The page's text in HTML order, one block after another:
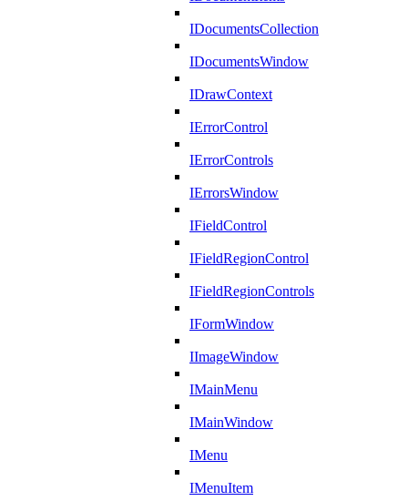
IDocumentsCollection
IDocumentsWindow
IDrawContext
IErrorControl
IErrorControls
IErrorsWindow
IFieldControl
IFieldRegionControl
IFieldRegionControls
IFormWindow
IImageWindow
IMainMenu
IMainWindow
IMenu
IMenuItem